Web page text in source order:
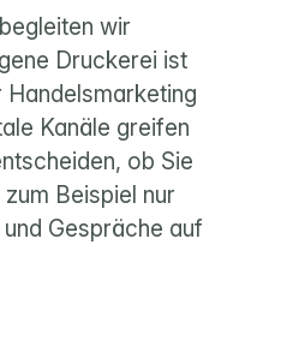
wir
Druckerei ist
Kanäle greifen
ob Sie
Beispiel nur
Gespräche auf